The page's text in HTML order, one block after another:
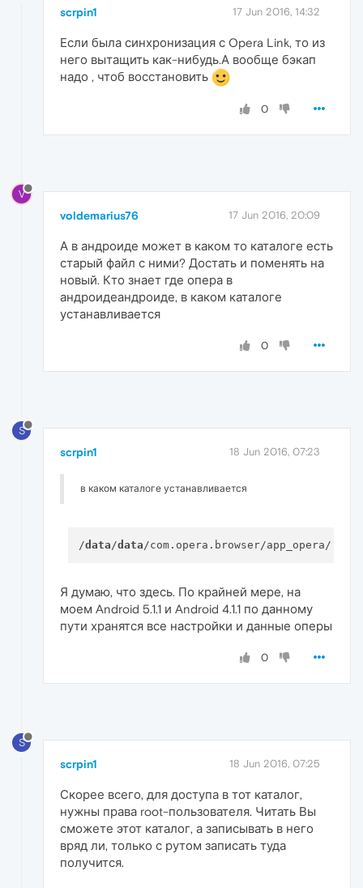
scrpin1 17 Jun 2016, 14:32
Если была синхронизация с Opera Link, то из
него вытащить как-нибудь.А вообще бэкап
надо , чтоб восстановить
0
V
voldemarius76 17 Jun 2016, 20:09
А в андроиде может в каком то каталоге есть
старый файл с ними? Достать и поменять на
новый. Кто знает где опера в
андроидеандроиде, в каком каталоге
устанавливается
0
S
scrpin1 18 Jun 2016, 07:23
в каком каталоге устанавливается
/data/data
Я думаю, что здесь. По крайней мере, на
моем Android 5.1.1 и Android 4.1.1 по данному
пути хранятся все настройки и данные оперы
0
S
scrpin1 18 Jun 2016, 07:25
Скорее всего, для доступа в тот каталог,
нужны права root-пользователя. Читать Вы
сможете этот каталог, а записывать в него
вряд ли, только с рутом записать туда
получится.